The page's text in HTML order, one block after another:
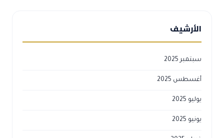
الأرشيف
سبتمبر 2025
أغسطس 2025
يوليو 2025
يونيو 2025